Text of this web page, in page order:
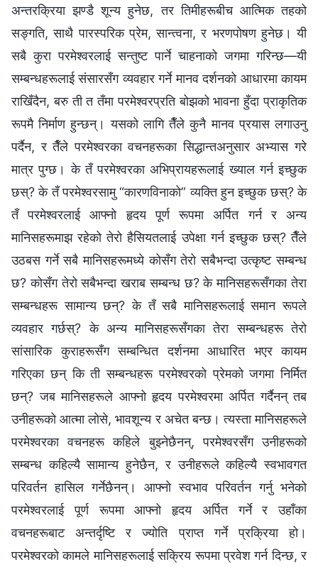
अन्तरक्रिया झण्डै शून्य हुनेछ, तर तिमीहरूबीच आत्मिक तहको
सङ्गति, साथै पारस्परिक प्रेम, सान्त्वना, र भरणपोषण हुनेछ। यी
सबै कुरा परमेश्‍वरलाई सन्तुष्ट पार्ने चाहनाको जगमा गरिन्छ—यी
सम्बन्धहरूलाई संसारसँग व्यवहार गर्ने मानव दर्शनको आधारमा कायम
राखिँदैन, बरु ती त तँमा परमेश्‍वरप्रति बोझको भावना हुँदा प्राकृतिक
रूपमै निर्माण हुन्छन्। यसको लागि तैँले कुनै मानव प्रयास लगाउनु
पर्दैन, र तैँले परमेश्‍वरका वचनहरूका सिद्धान्तअनुसार अभ्यास गरे
मात्र पुग्छ। के तँ परमेश्‍वरका अभिप्रायहरूलाई ख्याल गर्न इच्छुक
छस्? के तँ परमेश्‍वरसामु “कारणविनाको” व्यक्ति हुन इच्छुक छस्? के
तँ परमेश्‍वरलाई आफ्‍नो हृदय पूर्ण रूपमा अर्पित गर्न र अन्य
मानिसहरूमाझ रहेको तेरो हैसियतलाई उपेक्षा गर्न इच्छुक छस्? तैँले
उठबस गर्ने सबै मानिसहरूमध्ये कोसँग तेरो सबैभन्दा उत्कृष्ट सम्बन्ध
छ? कोसँग तेरो सबैभन्दा खराब सम्बन्ध छ? के मानिसहरूसँगका तेरा
सम्बन्धहरू सामान्य छन्? के तँ सबै मानिसहरूलाई समान रूपले
व्यवहार गर्छस्? के अन्य मानिसहरूसँगका तेरा सम्बन्धहरू तेरो
सांसारिक कुराहरूसँग सम्‍बन्धित दर्शनमा आधारित भएर कायम
गरिएका छन् कि ती सम्बन्धहरू परमेश्‍वरको प्रेमको जगमा निर्मित
छन्? जब मानिसहरूले आफ्नो हृदय परमेश्‍वरमा अर्पित गर्दैनन् तब
उनीहरूको आत्मा लोसे, भावशून्य र अचेत बन्छ। त्यस्ता मानिसहरूले
परमेश्‍वरका वचनहरू कहिले बुझ्‍नेछैनन्, परमेश्‍वरसँग उनीहरूको
सम्बन्ध कहिल्यै सामान्य हुनेछैन, र उनीहरूले कहिल्यै स्वभावगत
परिवर्तन हासिल गर्नेछैनन्। आफ्नो स्वभाव परिवर्तन गर्नु भनेको
परमेश्‍वरलाई पूर्ण रूपमा आफ्नो हृदय अर्पित गर्ने र उहाँका
वचनहरूबाट अन्तर्दृष्टि र ज्योति प्राप्त गर्ने प्रक्रिया हो।
परमेश्‍वरको कामले मानिसहरूलाई सक्रिय रूपमा प्रवेश गर्न दिन्छ, र